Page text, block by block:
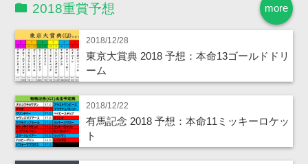
more
2018重賞予想
2018/12/28
東京大賞典 2018 予想：本命13ゴールドドリ
ーム
2018/12/22
有馬記念 2018 予想：本命11ミッキーロケッ
ト